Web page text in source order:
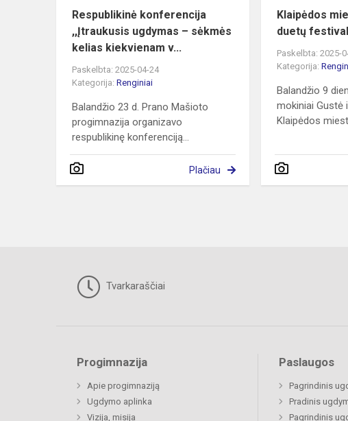
Respublikinė konferencija
,,Įtraukusis ugdymas – sėkmės
kelias kiekvienam v...
Paskelbta: 2025-04-24
Kategorija: Renginiai
Balandžio 23 d. Prano Mašioto
progimnazija organizavo
respublikinę konferenciją...
Plačiau
Klaipėdos
duetų
Paskelbta: 2025-
Kategorija:
Balandžio 9
mokiniai Gustė
Klaipėdos
Tvarkaraščiai
Progimnazija
Apie progimnaziją
Ugdymo aplinka
Vizija, misija
Paslaugos
Pagrindinis
Pradinis
Pagrindinis